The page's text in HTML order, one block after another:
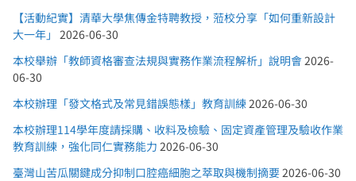
【活動紀實】清華大學焦傳金特聘教授，蒞校分享「如何重新設計
大一年」
2026-06-30
本校舉辦「教師資格審查法規與實務作業流程解析」說明會 2026-
06-30
本校辦理「發文格式及常見錯誤態樣」教育訓練 2026-06-30
本校辦理114學年度請採購、收料及檢驗、固定資產管理及驗收作業
教育訓練，強化同仁實務能力 2026-06-30
臺灣山苦瓜關鍵成分抑制口腔癌細胞之萃取與機制摘要 2026-06-30